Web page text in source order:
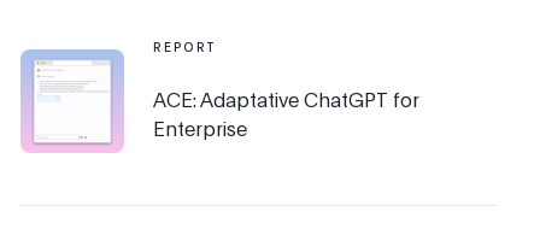
REPORT
ACE: Adaptative ChatGPT for
Enterprise